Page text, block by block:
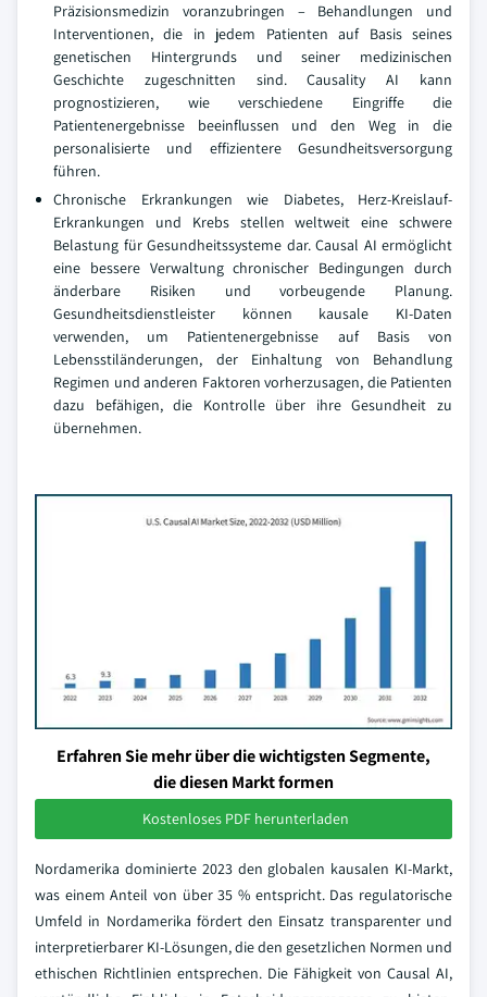
Präzisionsmedizin voranzubringen – Behandlungen und
Interventionen, die in jedem Patienten auf Basis seines
genetischen Hintergrunds und seiner medizinischen
Geschichte zugeschnitten sind. Causality AI kann
prognostizieren, wie verschiedene Eingriffe die
Patientenergebnisse beeinflussen und den Weg in die
personalisierte und effizientere Gesundheitsversorgung
führen.
Chronische Erkrankungen wie Diabetes, Herz-Kreislauf-
Erkrankungen und Krebs stellen weltweit eine schwere
Belastung für Gesundheitssysteme dar. Causal AI ermöglicht
eine bessere Verwaltung chronischer Bedingungen durch
änderbare Risiken und vorbeugende Planung.
Gesundheitsdienstleister können kausale KI-Daten
verwenden, um Patientenergebnisse auf Basis von
Lebensstiländerungen, der Einhaltung von Behandlung
Regimen und anderen Faktoren vorherzusagen, die Patienten
dazu befähigen, die Kontrolle über ihre Gesundheit zu
übernehmen.
Erfahren Sie mehr über die wichtigsten Segmente,
die diesen Markt formen
Kostenloses PDF herunterladen
Nordamerika dominierte 2023 den globalen kausalen KI-Markt,
was einem Anteil von über 35 % entspricht. Das regulatorische
Umfeld in Nordamerika fördert den Einsatz transparenter und
interpretierbarer KI-Lösungen, die den gesetzlichen Normen und
ethischen Richtlinien entsprechen. Die Fähigkeit von Causal AI,